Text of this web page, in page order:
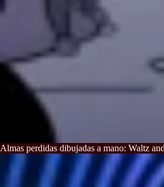
Almas perdidas dibujadas a mano: Waltz